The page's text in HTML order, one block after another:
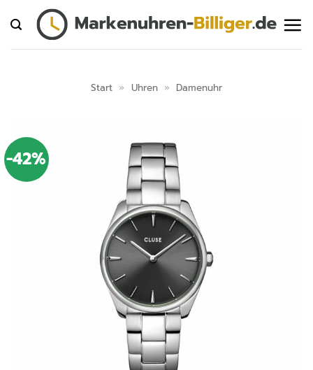
Inhalt
springen
Start » Uhren » Damenuhr
-42%